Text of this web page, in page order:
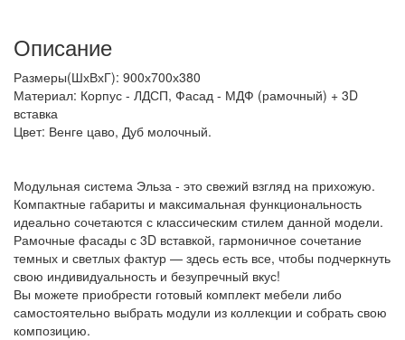
Описание
Размеры(ШхВхГ): 900х700х380
Материал: Корпус - ЛДСП, Фасад - МДФ (рамочный) + 3D
вставка
Цвет: Венге цаво, Дуб молочный.
Модульная система Эльза - это свежий взгляд на прихожую.
Компактные габариты и максимальная функциональность
идеально сочетаются с классическим стилем данной модели.
Рамочные фасады с 3D вставкой, гармоничное сочетание
темных и светлых фактур — здесь есть все, чтобы подчеркнуть
свою индивидуальность и безупречный вкус!
Вы можете приобрести готовый комплект мебели либо
самостоятельно выбрать модули из коллекции и собрать свою
композицию.